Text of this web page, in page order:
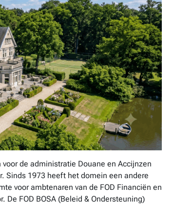
de administratie Douane en Accijnzen
Sinds 1973 heeft het domein een andere
voor ambtenaren van de FOD Financiën en
FOD BOSA (Beleid & Ondersteuning)